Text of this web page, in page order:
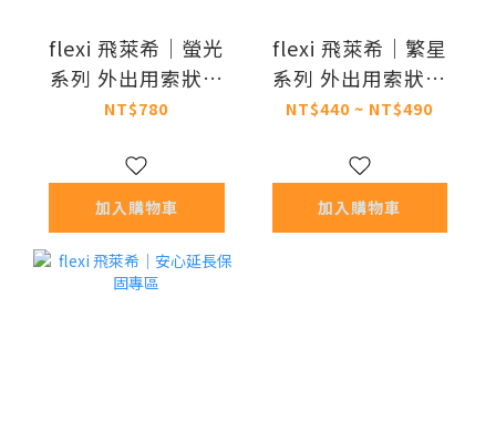
flexi 飛萊希｜螢光
系列 外出用索狀伸
縮牽繩 (索狀S款)
NT$780
加入購物車
flexi 飛萊希｜繁星
系列 外出用索狀伸
縮牽繩
NT$440 ~ NT$490
加入購物車